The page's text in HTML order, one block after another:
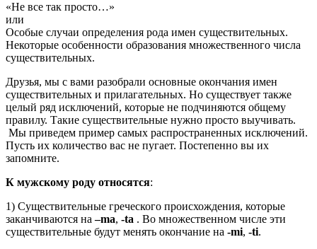
«Не все так просто…»
или
Особые случаи определения рода имен существительных.
Некоторые особенности образования множественного числа
существительных.
Друзья, мы с вами разобрали основные окончания имен
существительных и прилагательных. Но существует также
целый ряд исключений, которые не подчиняются общему
правилу. Такие существительные нужно просто выучивать.
Мы приведем пример самых распространенных исключений.
Пусть их количество вас не пугает. Постепенно вы их
запомните.
К мужскому роду относятся:
1) Существительные греческого происхождения, которые
заканчиваются на–ma, -ta . Во множественном числе эти
существительные будут менять окончание на -mi, -ti.